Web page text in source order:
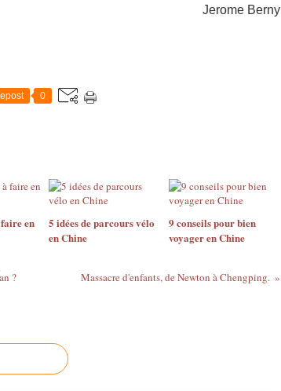
Jerome Berny
0
en
5 idées de parcours vélo
en Chine
9 conseils pour bien
voyager en Chine
? Massacre d'enfants, de Newton à Chengping.